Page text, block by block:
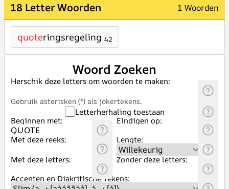
18 Letter Woorden 1 Woorden
quoteringsregeling 42
Woord Zoeken
Herschik deze letters om woorden te maken:
Gebruik asterisken (*) als jokertekens.
Letterherhaling toestaan
Beginnen met:
Eindigen op:
Met deze reeks:
Lengte:
Met deze letters:
Zonder deze letters:
Accenten en Diakritische Tekens: